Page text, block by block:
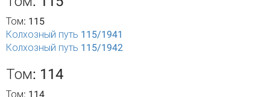
Том: 115
Колхозный путь 115/1941
Колхозный путь 115/1942
Том: 114
Том: 114